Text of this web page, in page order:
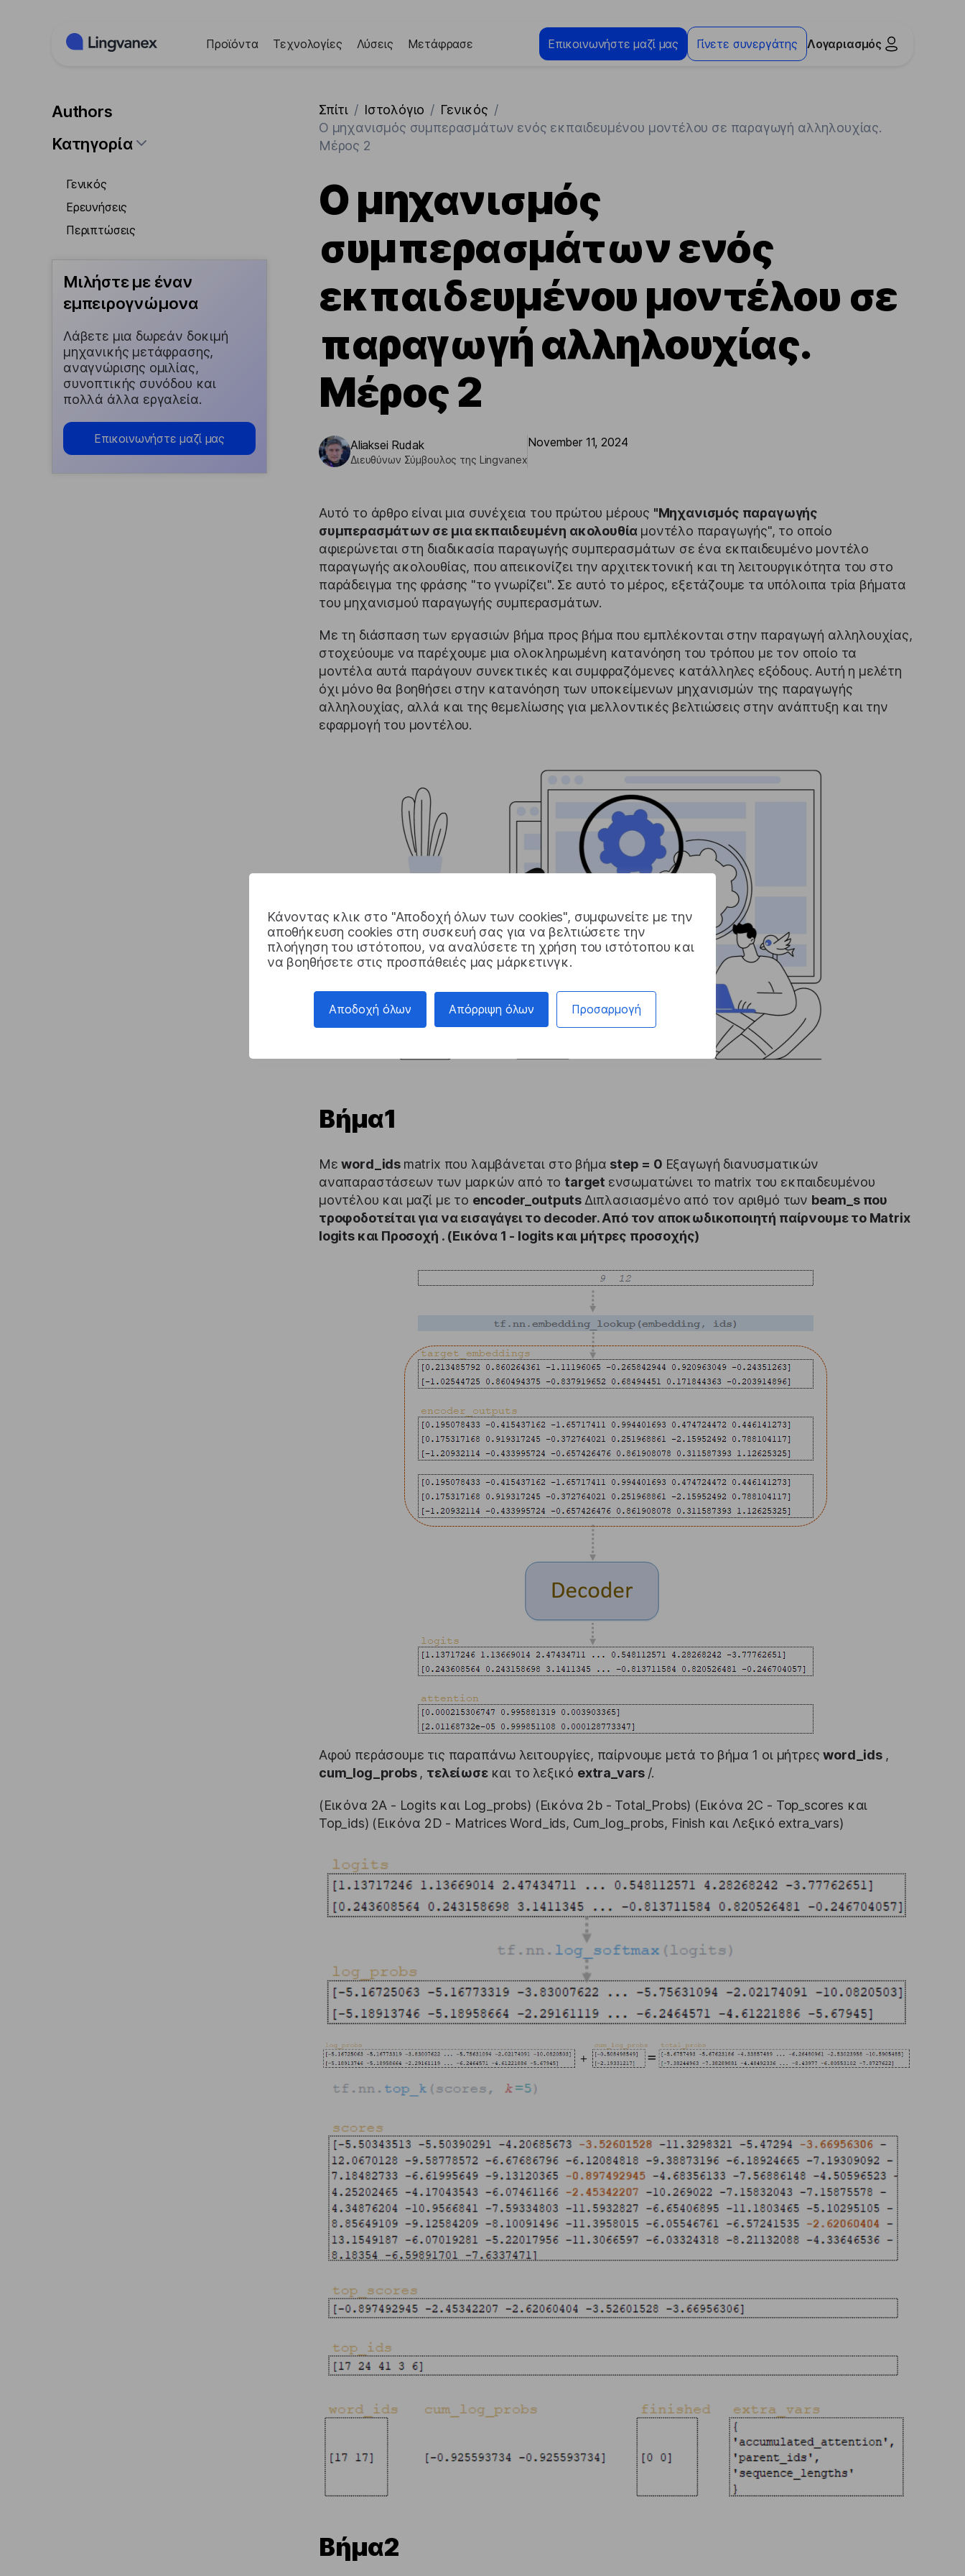
Κάνοντας κλικ στο "Αποδοχή όλων των cookies", συμφωνείτε με την
αποθήκευση cookies στη συσκευή σας για να βελτιώσετε την
πλοήγηση του ιστότοπου, να αναλύσετε τη χρήση του ιστότοπου και
να βοηθήσετε στις προσπάθειές μας μάρκετινγκ.
Αποδοχή όλων Απόρριψη όλων Προσαρμογή
Προϊόντα Τεχνολογίες Λύσεις Μετάφρασε Επικοινωνήστε μαζί μας Γίνετε συνεργάτης Λογαριασμός
Authors
Κατηγορία
Γενικός
Ερευνήσεις
Περιπτώσεις
Μιλήστε με έναν
εμπειρογνώμονα
Λάβετε μια δωρεάν δοκιμή
μηχανικής μετάφρασης,
αναγνώρισης ομιλίας,
συνοπτικής συνόδου και
πολλά άλλα εργαλεία.
Επικοινωνήστε μαζί μας
Σπίτι / Ιστολόγιο / Γενικός /
Ο μηχανισμός συμπερασμάτων ενός εκπαιδευμένου μοντέλου σε παραγωγή αλληλουχίας.
Μέρος 2
Ο μηχανισμός
συμπερασμάτων ενός
εκπαιδευμένου μοντέλου σε
παραγωγή αλληλουχίας.
Μέρος 2
Aliaksei Rudak
Διευθύνων Σύμβουλος της Lingvanex
November 11, 2024
Αυτό το άρθρο είναι μια συνέχεια του πρώτου μέρους "Μηχανισμός παραγωγής
συμπερασμάτων σε μια εκπαιδευμένη ακολουθία μοντέλο παραγωγής", το οποίο
αφιερώνεται στη διαδικασία παραγωγής συμπερασμάτων σε ένα εκπαιδευμένο μοντέλο
παραγωγής ακολουθίας, που απεικονίζει την αρχιτεκτονική και τη λειτουργικότητα του στο
παράδειγμα της φράσης "το γνωρίζει". Σε αυτό το μέρος, εξετάζουμε τα υπόλοιπα τρία βήματα
του μηχανισμού παραγωγής συμπερασμάτων.
Με τη διάσπαση των εργασιών βήμα προς βήμα που εμπλέκονται στην παραγωγή αλληλουχίας,
στοχεύουμε να παρέχουμε μια ολοκληρωμένη κατανόηση του τρόπου με τον οποίο τα
μοντέλα αυτά παράγουν συνεκτικές και συμφραζόμενες κατάλληλες εξόδους. Αυτή η μελέτη
όχι μόνο θα βοηθήσει στην κατανόηση των υποκείμενων μηχανισμών της παραγωγής
αλληλουχίας, αλλά και της θεμελίωσης για μελλοντικές βελτιώσεις στην ανάπτυξη και την
εφαρμογή του μοντέλου.
Βήμα1
Μεword_ids matrix που λαμβάνεται στο βήμα step = 0 Εξαγωγή διανυσματικών
αναπαραστάσεων των μαρκών από το target ενσωματώνει το matrix του εκπαιδευμένου
μοντέλου και μαζί με το encoder_outputsΔιπλασιασμένο από τον αριθμό των beam_s που
τροφοδοτείται για να εισαγάγει το decoder. Από τον αποκωδικοποιητή παίρνουμε το Matrix
logits και Προσοχή . (Εικόνα 1 - logits και μήτρες προσοχής)
Αφού περάσουμε τις παραπάνω λειτουργίες, παίρνουμε μετά το βήμα 1 οι μήτρεςword_ids ,
cum_log_probs, τελείωσε και το λεξικό extra_vars /.
(Εικόνα 2A - Logits και Log_probs) (Εικόνα 2b - Total_Probs) (Εικόνα 2C - Top_scores και
Top_ids) (Εικόνα 2D - Matrices Word_ids, Cum_log_probs, Finish και Λεξικό extra_vars)
Βήμα2